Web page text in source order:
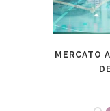
MERCATO